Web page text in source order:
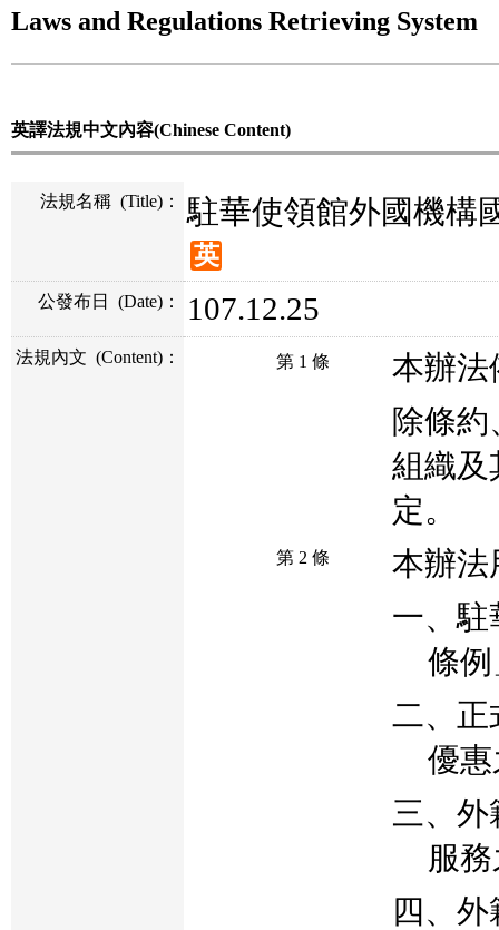
Laws and Regulations Retrieving System
英譯法規中文內容(Chinese Content)
法規名稱 (Title)： 駐華使領館外國機構
英
公發布日 (Date)： 107.12.25
法規內文 (Content)： 第 1 條
本辦法
除條
組織及
定。
第 2 條
本辦法
一、駐
條
二、正
優
三、
服
四、